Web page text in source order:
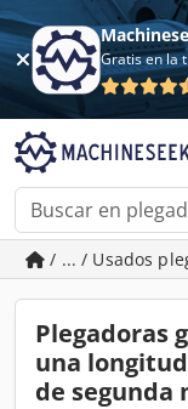
/ ... / Usados
Plegadoras
una
de segunda